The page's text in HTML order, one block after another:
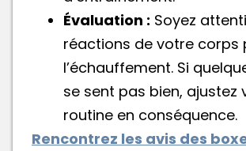
Évaluation : Soyez
réactions de votre corps
l’échauffement. Si
se sent pas bien, ajustez
routine en conséquence.
Rencontrez les avis des